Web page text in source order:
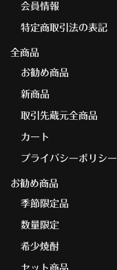
会員情報
特定商取引法の表記
全商品
お勧め商品
新商品
取引先蔵元全商品
カート
プライバシーポリシー
お勧め商品
季節限定品
数量限定
希少焼酎
セット商品